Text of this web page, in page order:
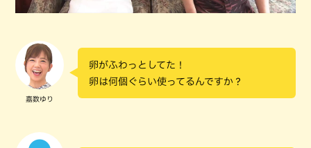
嘉数ゆり
卵がふわっとしてた！
卵は何個ぐらい使ってるんですか？